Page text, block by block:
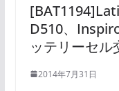
D510、
ッテリーセル
2014年7月31日